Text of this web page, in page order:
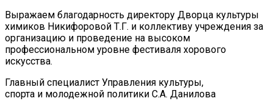
Выражаем благодарность директору Дворца культуры
химиков Никифоровой Т.Г. и коллективу учреждения за
организацию и проведение на высоком
профессиональном уровне фестиваля хорового
искусства.
Главный специалист Управления культуры,
спорта и молодежной политики С.А. Данилова